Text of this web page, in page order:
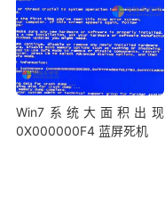
Win7系统大面积出现
0X000000F4 蓝屏死机